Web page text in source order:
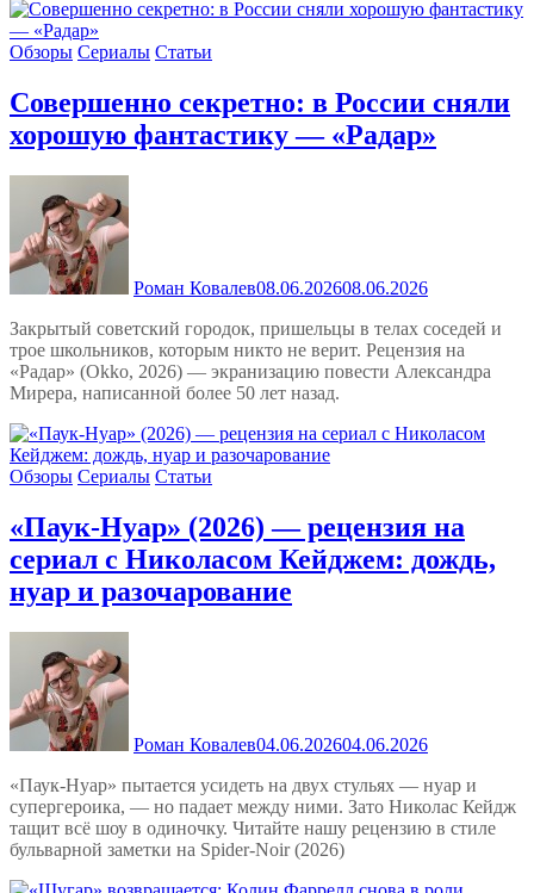
Обзоры Сериалы Статьи
Совершенно секретно: в России сняли
хорошую фантастику — «Радар»
Роман Ковалев08.06.202608.06.2026
Закрытый советский городок, пришельцы в телах соседей и
трое школьников, которым никто не верит. Рецензия на
«Радар» (Okko, 2026) — экранизацию повести Александра
Мирера, написанной более 50 лет назад.
Обзоры Сериалы Статьи
«Паук-Нуар» (2026) — рецензия на
сериал с Николасом Кейджем: дождь,
нуар и разочарование
Роман Ковалев04.06.202604.06.2026
«Паук-Нуар» пытается усидеть на двух стульях — нуар и
супергероика, — но падает между ними. Зато Николас Кейдж
тащит всё шоу в одиночку. Читайте нашу рецензию в стиле
бульварной заметки на Spider-Noir (2026)